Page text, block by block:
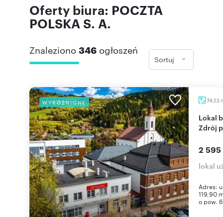
Oferty biura: POCZTA
POLSKA S. A.
Znaleziono 346 ogłoszeń
Sortuj
WYRÓŻNIONE 74,13
Lokal biurowy 120 m² przy Rynku w Piwnicznej-
Zdrój
2 595
lokal
Adres:
119,90
o pow.